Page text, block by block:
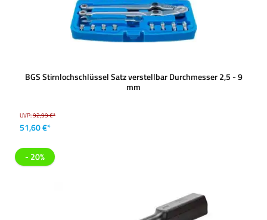
BGS Stirnlochschlüssel Satz verstellbar Durchmesser 2,5 - 9
mm
UVP:92,99 €*
51,60 €*
- 20%